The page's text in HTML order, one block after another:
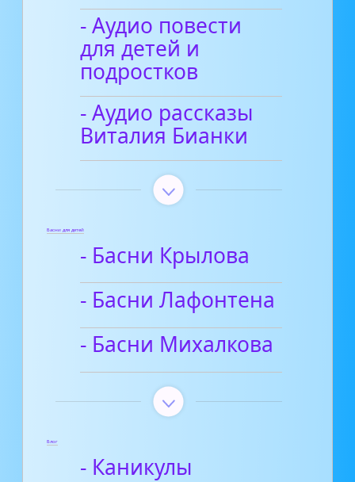
- Аудио повести
для детей и
подростков
- Аудио рассказы
Виталия Бианки
Басни для детей
- Басни Крылова
- Басни Лафонтена
- Басни Михалкова
Блог
- Каникулы